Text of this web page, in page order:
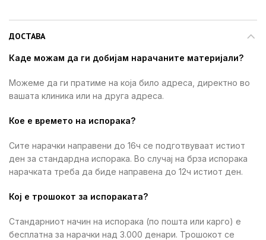
ДОСТАВА
Каде можам да ги добијам нарачаните материјали?
Можеме да ги пратиме на која било адреса, директно во
вашата клиника или на друга адреса.
Кое е времето на испорака?
Сите нарачки направени до 16ч се подготвуваат истиот
ден за стандардна испорака. Во случај на брза испорака
нарачката треба да биде направена до 12ч истиот ден.
Кој е трошокот за испораката?
Стандарниот начин на испорака (по пошта или карго) е
бесплатна за нарачки над 3.000 денари. Трошокот се